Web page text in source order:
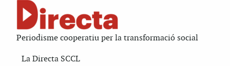
Periodisme cooperatiu per la transformació social
La Directa SCCL